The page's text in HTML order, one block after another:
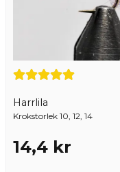
Harrlila
Krokstorlek 10, 12, 14
14,4 kr